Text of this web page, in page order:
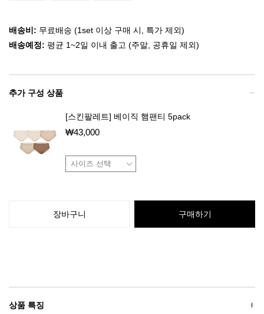
배송비: 무료배송 (1set 이상 구매 시, 특가 제외)
배송예정: 평균 1~2일 이내 출고 (주말, 공휴일 제외)
추가 구성 상품
[스킨팔레트] 베이직 햄팬티 5pack
₩43,000
장바구니 구매하기
상품 특징